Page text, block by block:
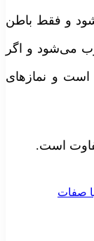
و فقط باطن
می‌شود و اگر
است و نمازهای
است.
صفات